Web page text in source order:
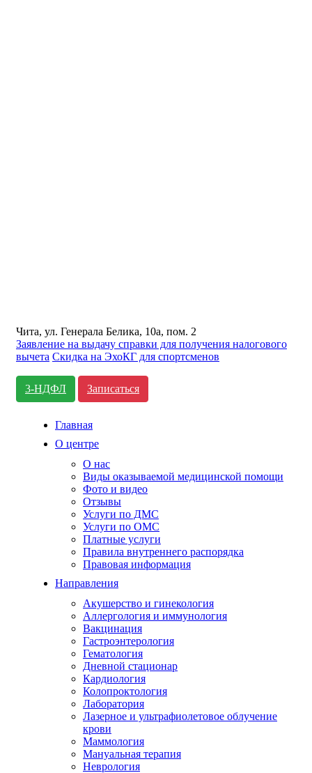
Чита, ул. Генерала Белика, 10а, пом. 2
Заявление на выдачу справки для получения налогового
вычета Cкидка на ЭхоКГ для спортсменов
3-НДФЛ Записаться
Главная
О центре
О нас
Виды оказываемой медицинской помощи
Фото и видео
Отзывы
Услуги по ДМС
Услуги по ОМС
Платные услуги
Правила внутреннего распорядка
Правовая информация
Направления
Акушерство и гинекология
Аллергология и иммунология
Вакцинация
Гастроэнтерология
Гематология
Дневной стационар
Кардиология
Колопроктология
Лаборатория
Лазерное и ультрафиолетовое облучение
крови
Маммология
Мануальная терапия
Неврология